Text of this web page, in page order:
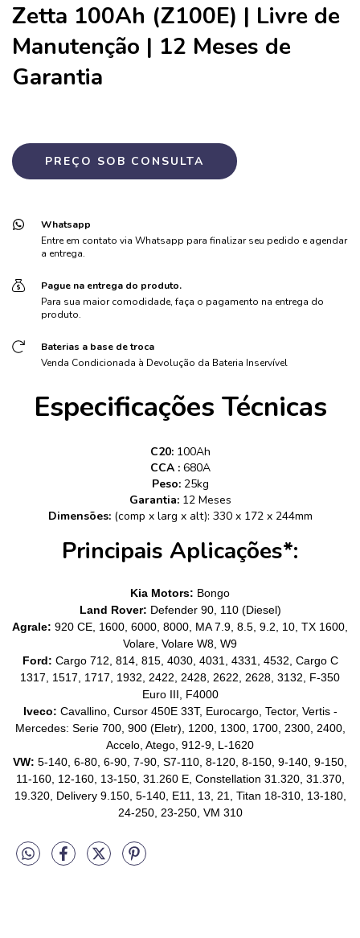
Zetta 100Ah (Z100E) | Livre de
Manutenção | 12 Meses de
Garantia
Whatsapp
Entre em contato via Whatsapp para finalizar seu pedido e agendar
a entrega.
Pague na entrega do produto.
Para sua maior comodidade, faça o pagamento na entrega do
produto.
Baterias a base de troca
Venda Condicionada à Devolução da Bateria Inservível
Especificações Técnicas
C20:100Ah
CCA :680A
Peso:25kg
Garantia:12 Meses
Dimensões:(comp x larg x alt): 330 x 172 x 244mm
Principais Aplicações*:
Kia Motors: Bongo
Land Rover: Defender 90, 110 (Diesel)
Agrale: 920 CE, 1600, 6000, 8000, MA 7.9, 8.5, 9.2, 10, TX 1600,
Volare, Volare W8, W9
Ford: Cargo 712, 814, 815, 4030, 4031, 4331, 4532, Cargo C
1317, 1517, 1717, 1932, 2422, 2428, 2622, 2628, 3132, F-350
Euro III, F4000
Iveco: Cavallino, Cursor 450E 33T, Eurocargo, Tector, Vertis -
Mercedes: Serie 700, 900 (Eletr), 1200, 1300, 1700, 2300, 2400,
Accelo, Atego, 912-9, L-1620
VW: 5-140, 6-80, 6-90, 7-90, S7-110, 8-120, 8-150, 9-140, 9-150,
11-160, 12-160, 13-150, 31.260 E, Constellation 31.320, 31.370,
19.320, Delivery 9.150, 5-140, E11, 13, 21, Titan 18-310, 13-180,
24-250, 23-250, VM 310